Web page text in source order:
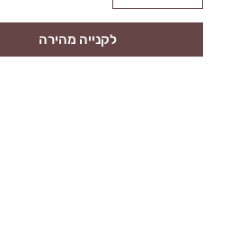
לקנייה מהירה